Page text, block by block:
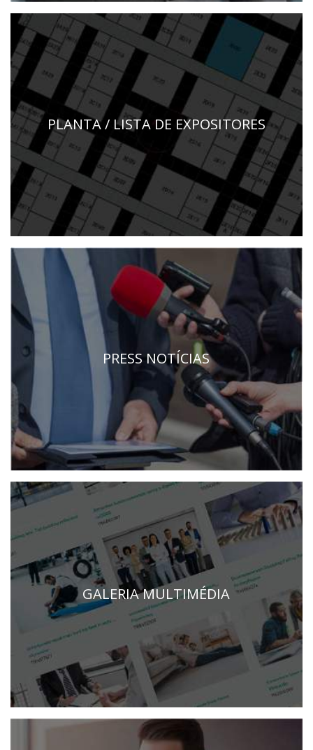
PLANTA / LISTA DE EXPOSITORES
PRESS NOTÍCIAS
GALERIA MULTIMÉDIA